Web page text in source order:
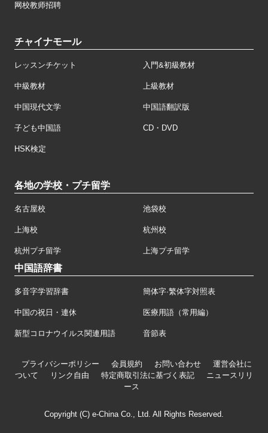
网校教师招聘
チャイナモール
レッスンチケット 入門&初級教材
中級教材 上級教材
中国現代文学 中国語翻訳版
子ども中国語 CD・DVD
HSK検定
各地の学校・プチ留学
名古屋校 池袋校
上海校 杭州校
杭州プチ留学 上海プチ留学
中国語辞書
多音字学習辞書 簡体字·繁体字対照表
中国の祝日・連休 医療用語（常用編）
新型コロナウイルス関連用語 音節表
プライバシーポリシー 会員規約 お問い合わせ
運営会社に
ついて
リンク自由 特定商取引法に基づく表記
ニュースリリ
ース
Copyright (C) e-China Co., Ltd. All Rights Reserved.